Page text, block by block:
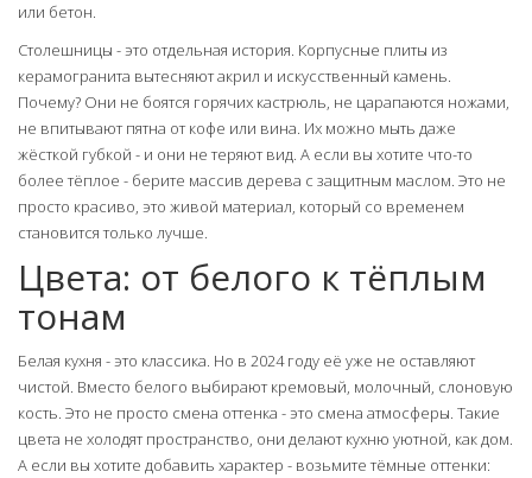
или бетон.
Столешницы - это отдельная история. Корпусные плиты из
керамогранита вытесняют акрил и искусственный камень.
Почему? Они не боятся горячих кастрюль, не царапаются ножами,
не впитывают пятна от кофе или вина. Их можно мыть даже
жёсткой губкой - и они не теряют вид. А если вы хотите что-то
более тёплое - берите массив дерева с защитным маслом. Это не
просто красиво, это живой материал, который со временем
становится только лучше.
Цвета: от белого к тёплым
тонам
Белая кухня - это классика. Но в 2024 году её уже не оставляют
чистой. Вместо белого выбирают кремовый, молочный, слоновую
кость. Это не просто смена оттенка - это смена атмосферы. Такие
цвета не холодят пространство, они делают кухню уютной, как дом.
А если вы хотите добавить характер - возьмите тёмные оттенки: